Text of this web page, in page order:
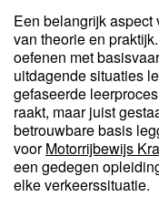
Een belangrijk
van theorie en
oefenen met
uitdagende situaties
gefaseerde
raakt, maar juist
betrouwbare basis
voorMotorrijbewijs
een gedegen
elke verkeerssituatie.